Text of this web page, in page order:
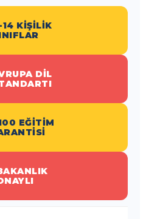
14 KIŞILIK
DIL
EĞITIM